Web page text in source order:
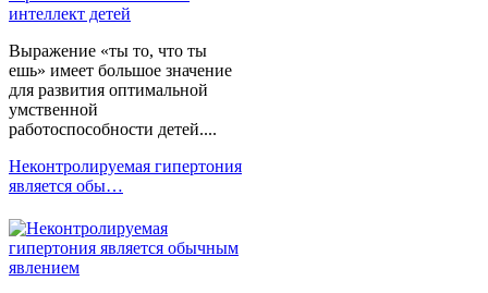
Выражение «ты то, что ты
ешь» имеет большое значение
для развития оптимальной
умственной
работоспособности детей....
Неконтролируемая гипертония
является обы…